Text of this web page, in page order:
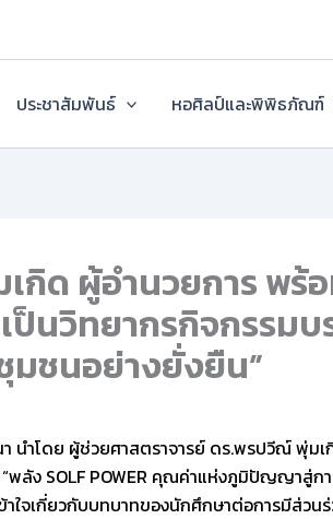
ประชาสัมพันธ์ หอศิลป์และพิพิธภัณฑ์
ด ผู้อำนวยการ พร้
วิทยากรกิจกรรมบ
ชนอย่างยั่งยืน”
โดย ผู้ช่วยศาสตราจารย์ ดร.พรปวีณ์ พุ่มเ
ลัง SOLF POWER คุณค่าแห่งภูมิปัญญาสู่
ข้าใจเกี่ยวกับบทบาทของนักศึกษาต่อการมี